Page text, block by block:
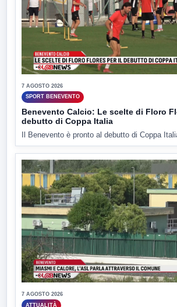
7 AGOSTO 2026
SPORT BENEVENTO
Benevento Calcio: Le scelte di Floro
debutto di Coppa Italia
Il Benevento è pronto al debutto di Coppa
7 AGOSTO 2026
ATTUALITÀ